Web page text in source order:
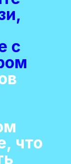
с
что